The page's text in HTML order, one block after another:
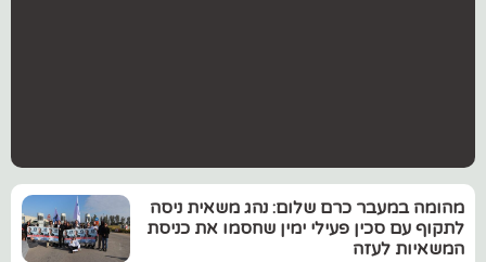
מהומה במעבר כרם שלום: נהג משאית ניסה
לתקוף עם סכין פעילי ימין שחסמו את כניסת
המשאיות לעזה